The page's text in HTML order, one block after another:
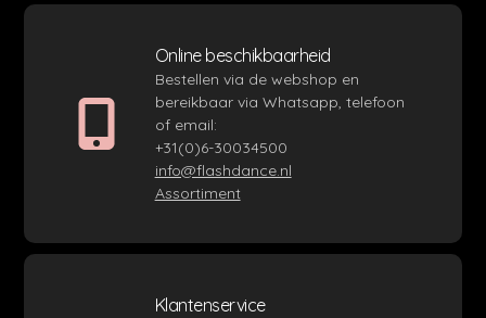
Online beschikbaarheid
Bestellen via de webshop en
bereikbaar via Whatsapp, telefoon
of email:
+31(0)6-30034500
info@flashdance.nl
Assortiment
Klantenservice